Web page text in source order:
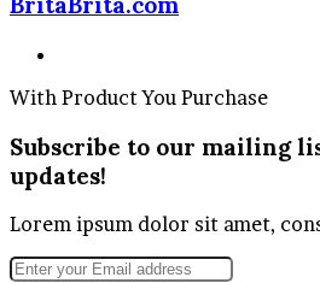
With Product You Purchase
Subscribe to our mailing
updates!
Lorem ipsum dolor sit amet,
Enter